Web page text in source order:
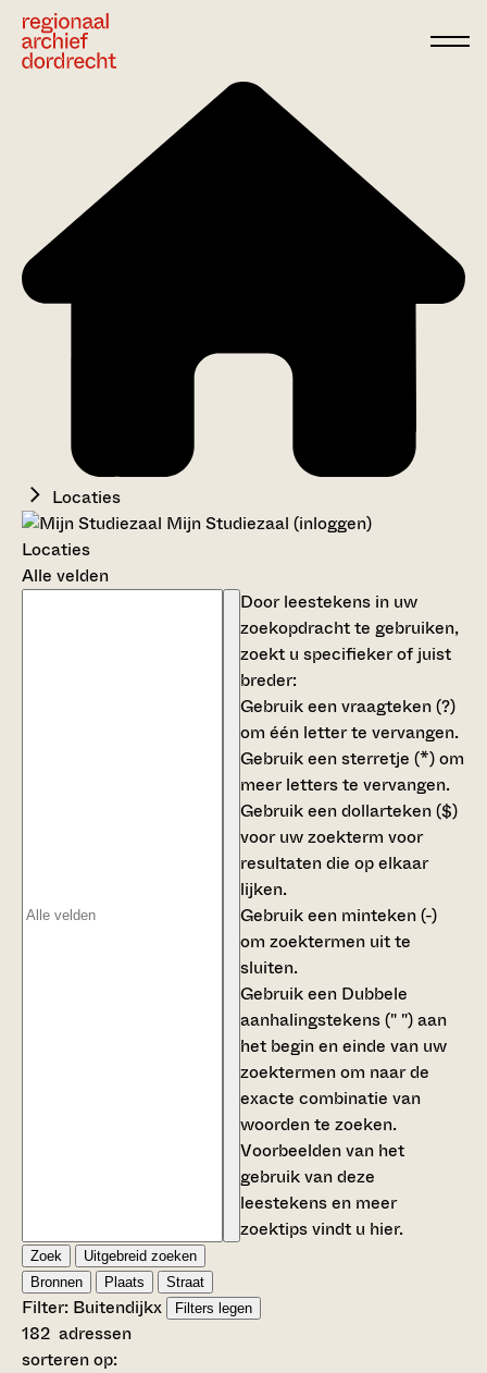
Locaties
Mijn Studiezaal (inloggen)
Locaties
Alle velden
Door leestekens in uw
zoekopdracht te gebruiken,
zoekt u specifieker of juist
breder:
Gebruik eenvraagteken (?)
om één letter te vervangen.
Gebruik eensterretje (*)om
meer letters te vervangen.
Gebruik eendollarteken ($)
voor uw zoekterm voor
resultaten die op elkaar
lijken.
Gebruik een minteken (-)
om zoektermen uit te
sluiten.
Gebruik een Dubbele
aanhalingstekens (" ")aan
het begin en einde van uw
zoektermen om naar de
exacte combinatie van
woorden te zoeken.
Voorbeelden van het
gebruik van deze
leestekens en meer
zoektips vindt u hier.
Zoek
Uitgebreid zoeken
Bronnen
Plaats Straat
Filter: Buitendijkx Filters legen
182 adressen
sorteren op: